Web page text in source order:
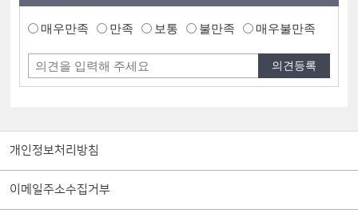
매우만족 만족 보통 불만족 매우불만족
개인정보처리방침
이메일주소수집거부